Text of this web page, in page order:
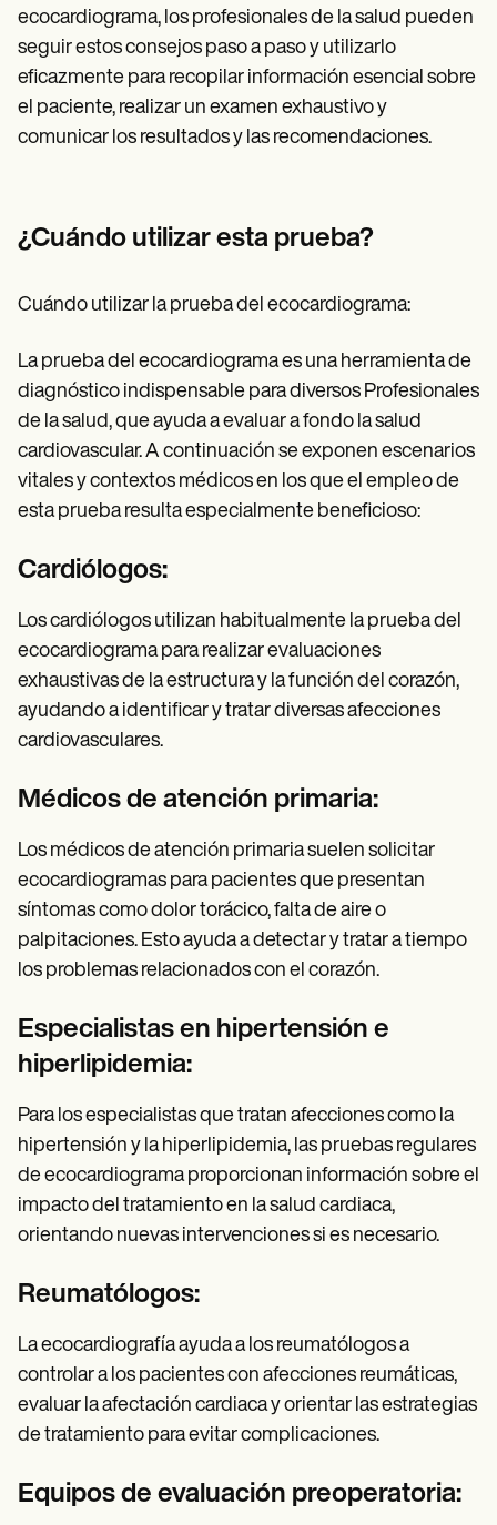
ecocardiograma, los profesionales de la salud pueden
seguir estos consejos paso a paso y utilizarlo
eficazmente para recopilar información esencial sobre
el paciente, realizar un examen exhaustivo y
comunicar los resultados y las recomendaciones.
¿Cuándo utilizar esta prueba?
Cuándo utilizar la prueba del ecocardiograma:
La prueba del ecocardiograma es una herramienta de
diagnóstico indispensable para diversos Profesionales
de la salud, que ayuda a evaluar a fondo la salud
cardiovascular. A continuación se exponen escenarios
vitales y contextos médicos en los que el empleo de
esta prueba resulta especialmente beneficioso:
Cardiólogos:
Los cardiólogos utilizan habitualmente la prueba del
ecocardiograma para realizar evaluaciones
exhaustivas de la estructura y la función del corazón,
ayudando a identificar y tratar diversas afecciones
cardiovasculares.
Médicos de atención primaria:
Los médicos de atención primaria suelen solicitar
ecocardiogramas para pacientes que presentan
síntomas como dolor torácico, falta de aire o
palpitaciones. Esto ayuda a detectar y tratar a tiempo
los problemas relacionados con el corazón.
Especialistas en hipertensión e
hiperlipidemia:
Para los especialistas que tratan afecciones como la
hipertensión y la hiperlipidemia, las pruebas regulares
de ecocardiograma proporcionan información sobre el
impacto del tratamiento en la salud cardiaca,
orientando nuevas intervenciones si es necesario.
Reumatólogos:
La ecocardiografía ayuda a los reumatólogos a
controlar a los pacientes con afecciones reumáticas,
evaluar la afectación cardiaca y orientar las estrategias
de tratamiento para evitar complicaciones.
Equipos de evaluación preoperatoria: